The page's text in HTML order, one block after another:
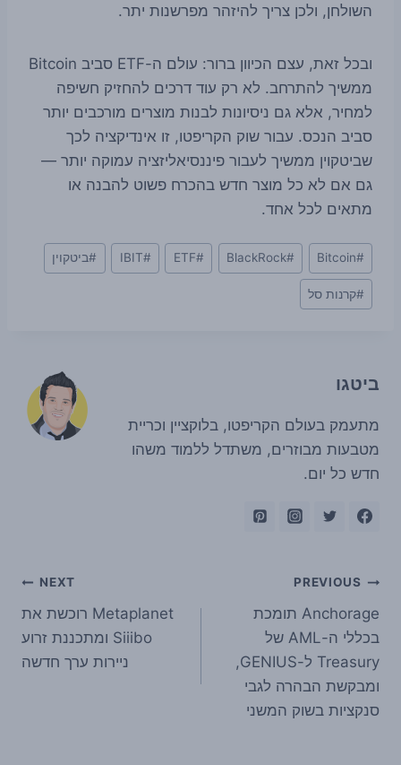
השולחן, ולכן צריך להיזהר מפרשנות יתר.
ובכל זאת, עצם הכיוון ברור: עולם ה-ETF סביב Bitcoin
ממשיך להתרחב. לא רק עוד דרכים להחזיק חשיפה
למחיר, אלא גם ניסיונות לבנות מוצרים מורכבים יותר
סביב הנכס. עבור שוק הקריפטו, זו אינדיקציה לכך
שביטקוין ממשיך לעבור פיננסיאליזציה עמוקה יותר —
גם אם לא כל מוצר חדש בהכרח פשוט להבנה או
מתאים לכל אחד.
Post
Tags:
#
Bitcoin
#
BlackRock
#
ETF
#
IBIT
#ביטקוין
#קרנות סל
ביטגו
מתעמק בעולם הקריפטו, בלוקציין וכריית
מטבעות מבוזרים, משתדל ללמוד משהו
חדש כל יום.
ניווט
PREVIOUS
Anchorage תומכת
בכללי ה-AML של
Treasury ל-GENIUS,
ומבקשת הבהרה לגבי
סנקציות בשוק המשני
NEXT
Metaplanet רוכשת את
Siiibo ומתכננת זרוע
ניירות ערך חדשה